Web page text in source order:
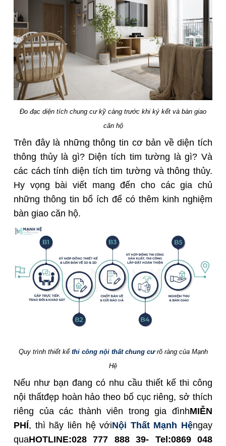
Đo đạc diện tích chung cư kỹ càng trước khi ký kết và bàn giao
căn hộ
Trên đây là những thông tin cơ bản về diện tích
thông thủy là gì? Diện tích tim tường là gì? Và
các cách tính diện tích tim tường và thông thủy.
Hy vọng bài viết mang đến cho các gia chủ
những thông tin bổ ích để có thêm kinh nghiệm
bàn giao căn hộ.
Quy trình thiết kế thi công nội thất chung cưrõ ràng của Mạnh
Hệ
Nếu như bạn đang có nhu cầu thiết kế thi công
nội thấtđẹp hoàn hảo theo bố cục riêng, sở thích
riêng của các thành viên trong gia đìnhMIỄN
PHÍ, thì hãy liên hệ vớiNội Thất Mạnh Hệngay
quaHOTLINE:028 777 888 39- Tel:0869 048